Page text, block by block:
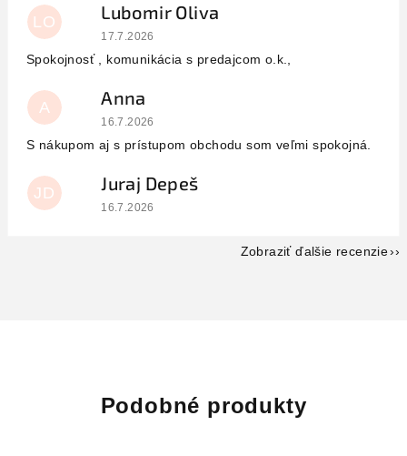
LO Lubomir Oliva
Hodnotenie obchodu je 5 z 5 hviezdičiek.
17.7.2026
Spokojnosť , komunikácia s predajcom o.k.,
A Anna
Hodnotenie obchodu je 5 z 5 hviezdičiek.
16.7.2026
S nákupom aj s prístupom obchodu som veľmi spokojná.
JD Juraj Depeš
Hodnotenie obchodu je 5 z 5 hviezdičiek.
16.7.2026
Zobraziť ďalšie recenzie
Podobné produkty